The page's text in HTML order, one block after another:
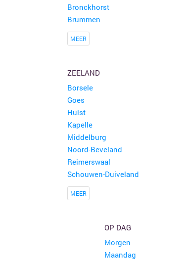
Bronckhorst
Brummen
MEER
ZEELAND
Borsele
Goes
Hulst
Kapelle
Middelburg
Noord-Beveland
Reimerswaal
Schouwen-Duiveland
MEER
OP DAG
Morgen
Maandag